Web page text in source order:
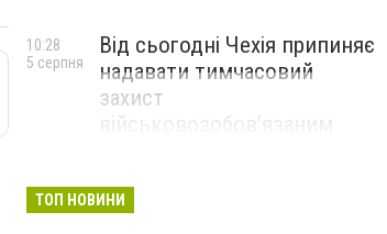
Від сьогодні Чехія припиняє
надавати тимчасовий
захист
військовозобов’язаним
10:28
5 серпня
ТОП НОВИНИ